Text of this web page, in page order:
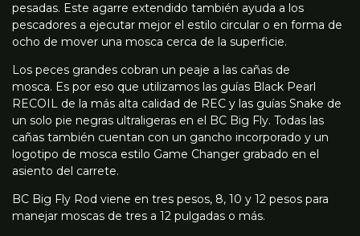
pesadas. Este agarre extendido también ayuda a los
pescadores a ejecutar mejor el estilo circular o en forma de
ocho de mover una mosca cerca de la superficie.
Los peces grandes cobran un peaje a las cañas de
mosca. Es por eso que utilizamos las guías Black Pearl
RECOIL de la más alta calidad de REC y las guías Snake de
un solo pie negras ultraligeras en el BC Big Fly. Todas las
cañas también cuentan con un gancho incorporado y un
logotipo de mosca estilo Game Changer grabado en el
asiento del carrete.
BC Big Fly Rod viene en tres pesos, 8, 10 y 12 pesos para
manejar moscas de tres a 12 pulgadas o más.